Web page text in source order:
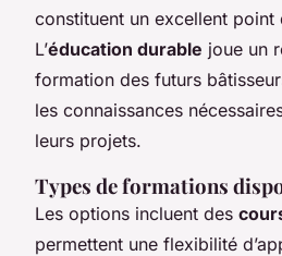
constituent un excellent point
L’éducation durable joue un
formation des futurs
les connaissances
leurs projets.
Types de formations
Les options incluent des
permettent une flexibilité